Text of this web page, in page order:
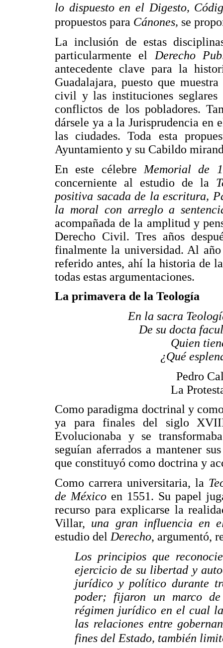
lo dispuesto en el Digesto,
propuestos para Cánones, se
La inclusión de estas
particularmente el Derecho
antecedente clave para la
Guadalajara, puesto que
civil y las instituciones
conflictos de los pobladores.
dársele ya a la Jurisprudencia en
las ciudades. Toda esta
Ayuntamiento y su Cabildo
En este célebre Memorial de
concerniente al estudio de la
positiva sacada de la escritura,
la moral con arreglo a
acompañada de la amplitud y
Derecho Civil. Tres años
finalmente la universidad. Al
referido antes, ahí la historia de
todas estas argumentaciones.
La primavera de la Teología
En la sacra
De su docta
Quien
¿Qué
Pedro
La
Como paradigma doctrinal y
ya para finales del siglo
Evolucionaba y se
seguían aferrados a mantener
que constituyó como doctrina y
Como carrera universitaria, la
de México en 1551. Su papel
recurso para explicarse la
Villar, una gran influencia en
estudio del Derecho, argumentó,
Los principios que
ejercicio de su libertad y
jurídico y político durante
poder; fijaron un marco
régimen jurídico en el cual
las relaciones entre
fines del Estado, también